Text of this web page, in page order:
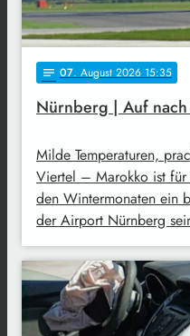
notes 07. August 2026 15:35
Nürnberg | Auf
Milde Temperaturen,
Viertel – Marokko ist
den Wintermonaten ein
der Airport Nürnberg